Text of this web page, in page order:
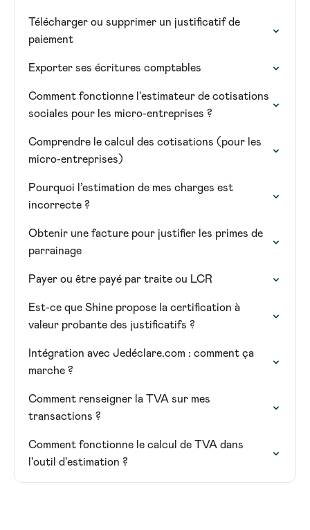
Télécharger ou supprimer un justificatif de
paiement
Exporter ses écritures comptables
Comment fonctionne l'estimateur de cotisations
sociales pour les micro-entreprises ?
Comprendre le calcul des cotisations (pour les
micro-entreprises)
Pourquoi l’estimation de mes charges est
incorrecte ?
Obtenir une facture pour justifier les primes de
parrainage
Payer ou être payé par traite ou LCR
Est-ce que Shine propose la certification à
valeur probante des justificatifs ?
Intégration avec Jedéclare.com : comment ça
marche ?
Comment renseigner la TVA sur mes
transactions ?
Comment fonctionne le calcul de TVA dans
l'outil d'estimation ?